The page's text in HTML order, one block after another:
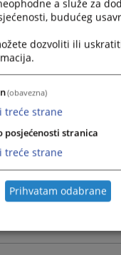
je dostavila
daljinu u Srednjoj i
publikaciju
u Srednjoj i
povratka sa Godišnjej
koja je održana u
a služe za
budućeg
dozvoliti ili
(obavezna)
treće strane
posjećenosti stranica
treće strane
Prihvatam odabrane